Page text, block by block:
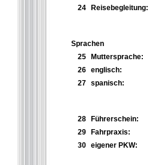
24
Reisebegleitung:
Sprachen
25
Muttersprache:
26 englisch:
27 spanisch:
28 Führerschein:
29
Fahrpraxis:
30 eigener PKW: